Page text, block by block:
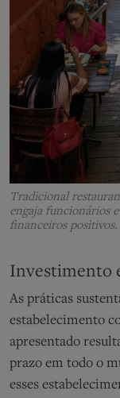
Tradicional
engaja funcionários
financeiros
Investimento
As práticas
estabelecimento
apresentado
prazo em todo o
esses